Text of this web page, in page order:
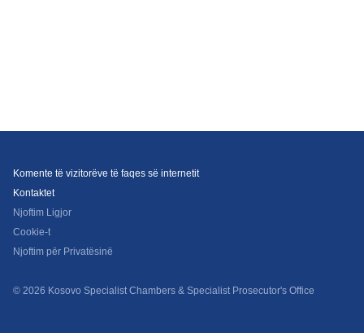
© 2026 Kosovo Specialist Chambers & Specialist Prosecutor's Office
Komente të vizitorëve të faqes së internetit
Kontaktet
Njoftim Ligjor
Cookie-t
Njoftim për Privatësinë